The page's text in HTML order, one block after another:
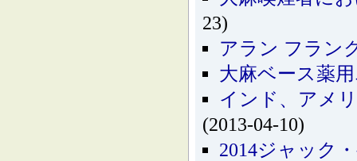
23)
アラン フラン
大麻ベース薬
インド、アメ
(2013-04-10)
2014ジャック